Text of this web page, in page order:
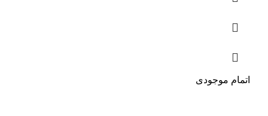
اتمام موجودی